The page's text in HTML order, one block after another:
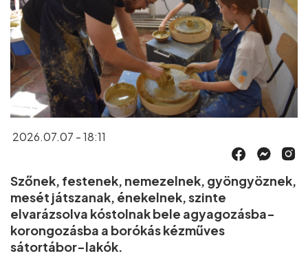
2026.07.07 - 18:11
Szőnek, festenek, nemezelnek, gyöngyöznek,
mesét játszanak, énekelnek, szinte
elvarázsolva kóstolnak bele agyagozásba-
korongozásba a borókás kézműves
sátortábor-lakók.